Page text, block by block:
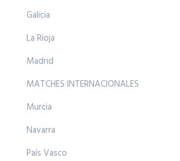
Galicia
La Rioja
Madrid
MATCHES INTERNACIONALES
Murcia
Navarra
País Vasco